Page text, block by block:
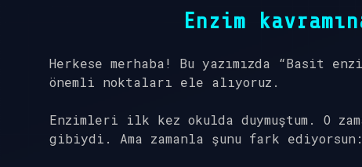
Enzim
Herkese merhaba! Bu yazımızda “Basit
önemli noktaları ele alıyoruz.
Enzimleri ilk kez okulda duymuştum. O
gibiydi. Ama zamanla şunu fark